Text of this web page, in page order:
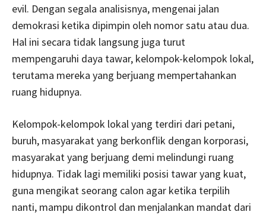
evil. Dengan segala analisisnya, mengenai jalan
demokrasi ketika dipimpin oleh nomor satu atau dua.
Hal ini secara tidak langsung juga turut
mempengaruhi daya tawar, kelompok-kelompok lokal,
terutama mereka yang berjuang mempertahankan
ruang hidupnya.
Kelompok-kelompok lokal yang terdiri dari petani,
buruh, masyarakat yang berkonflik dengan korporasi,
masyarakat yang berjuang demi melindungi ruang
hidupnya. Tidak lagi memiliki posisi tawar yang kuat,
guna mengikat seorang calon agar ketika terpilih
nanti, mampu dikontrol dan menjalankan mandat dari